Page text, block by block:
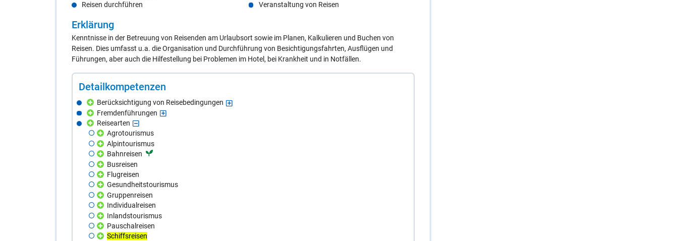
Reisen durchführen
Veranstaltung von Reisen
Er­klä­rung
Kenntnisse in der Betreuung von Reisenden am Urlaubsort sowie im Planen, Kalkulieren und Buchen von
Reisen. Dies umfasst u.a. die Organisation und Durchführung von Besichtigungsfahrten, Ausflügen und
Führungen, aber auch die Hilfestellung bei Problemen im Hotel, bei Krankheit und in Notfällen.
De­tail­kom­pe­ten­zen
Berücksichtigung von Reisebedingungen
Fremdenführungen
Reisearten
Agrotourismus
Alpintourismus
Bahnreisen
Busreisen
Flugreisen
Gesundheitstourismus
Gruppenreisen
Individualreisen
Inlandstourismus
Pauschalreisen
Schiffsreisen